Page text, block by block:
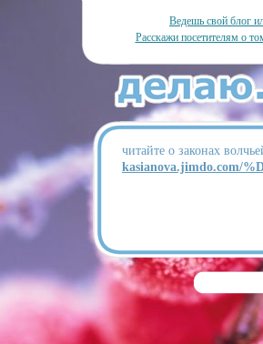
Ведешь свой блог
Расскажи посетителям о
читайте о законах
kasianova.jimdo.com/